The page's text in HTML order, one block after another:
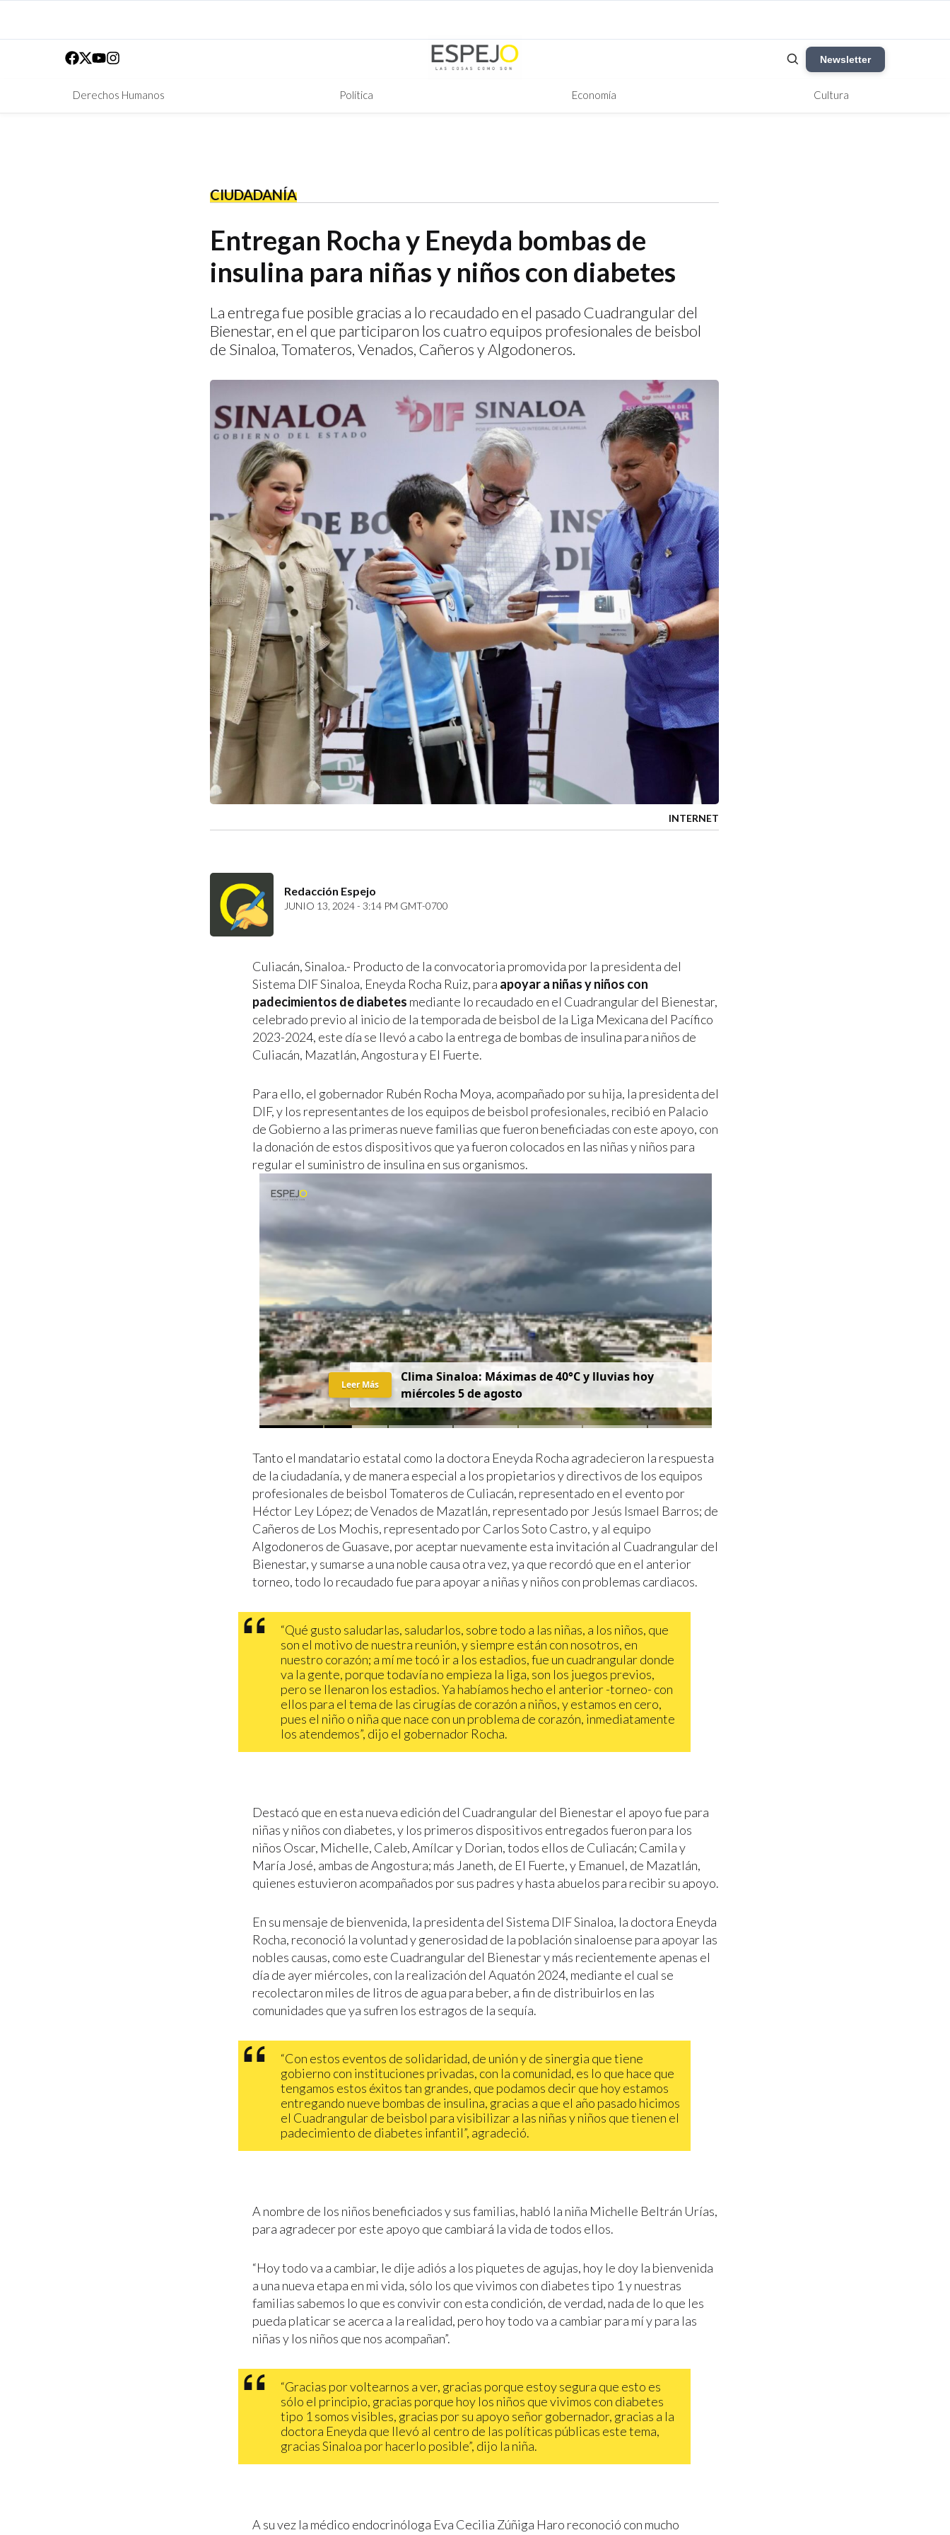
Newsletter
Derechos Humanos Política Economía Cultura
CIUDADANÍA
Entregan Rocha y Eneyda bombas de
insulina para niñas y niños con diabetes
La entrega fue posible gracias a lo recaudado en el pasado Cuadrangular del
Bienestar, en el que participaron los cuatro equipos profesionales de beisbol
de Sinaloa, Tomateros, Venados, Cañeros y Algodoneros.
INTERNET
Redacción Espejo
JUNIO 13, 2024 - 3:14 PM GMT-0700
Culiacán, Sinaloa.- Producto de la convocatoria promovida por la presidenta del
Sistema DIF Sinaloa, Eneyda Rocha Ruiz, para apoyar a niñas y niños con
padecimientos de diabetes mediante lo recaudado en el Cuadrangular del Bienestar,
celebrado previo al inicio de la temporada de beisbol de la Liga Mexicana del Pacífico
2023-2024, este día se llevó a cabo la entrega de bombas de insulina para niños de
Culiacán, Mazatlán, Angostura y El Fuerte.
Para ello, el gobernador Rubén Rocha Moya, acompañado por su hija, la presidenta del
DIF, y los representantes de los equipos de beisbol profesionales, recibió en Palacio
de Gobierno a las primeras nueve familias que fueron beneficiadas con este apoyo, con
la donación de estos dispositivos que ya fueron colocados en las niñas y niños para
regular el suministro de insulina en sus organismos.
Clima Sinaloa: Máximas de 40°C y lluvias hoy
miércoles 5 de agosto
Leer Más
Tanto el mandatario estatal como la doctora Eneyda Rocha agradecieron la respuesta
de la ciudadanía, y de manera especial a los propietarios y directivos de los equipos
profesionales de beisbol Tomateros de Culiacán, representado en el evento por
Héctor Ley López; de Venados de Mazatlán, representado por Jesús Ismael Barros; de
Cañeros de Los Mochis, representado por Carlos Soto Castro, y al equipo
Algodoneros de Guasave, por aceptar nuevamente esta invitación al Cuadrangular del
Bienestar, y sumarse a una noble causa otra vez, ya que recordó que en el anterior
torneo, todo lo recaudado fue para apoyar a niñas y niños con problemas cardiacos.
“Qué gusto saludarlas, saludarlos, sobre todo a las niñas, a los niños, que
son el motivo de nuestra reunión, y siempre están con nosotros, en
nuestro corazón; a mí me tocó ir a los estadios, fue un cuadrangular donde
va la gente, porque todavía no empieza la liga, son los juegos previos,
pero se llenaron los estadios. Ya habíamos hecho el anterior -torneo- con
ellos para el tema de las cirugías de corazón a niños, y estamos en cero,
pues el niño o niña que nace con un problema de corazón, inmediatamente
los atendemos”, dijo el gobernador Rocha.
Destacó que en esta nueva edición del Cuadrangular del Bienestar el apoyo fue para
niñas y niños con diabetes, y los primeros dispositivos entregados fueron para los
niños Oscar, Michelle, Caleb, Amílcar y Dorian, todos ellos de Culiacán; Camila y
María José, ambas de Angostura; más Janeth, de El Fuerte, y Emanuel, de Mazatlán,
quienes estuvieron acompañados por sus padres y hasta abuelos para recibir su apoyo.
En su mensaje de bienvenida, la presidenta del Sistema DIF Sinaloa, la doctora Eneyda
Rocha, reconoció la voluntad y generosidad de la población sinaloense para apoyar las
nobles causas, como este Cuadrangular del Bienestar y más recientemente apenas el
día de ayer miércoles, con la realización del Aquatón 2024, mediante el cual se
recolectaron miles de litros de agua para beber, a fin de distribuirlos en las
comunidades que ya sufren los estragos de la sequía.
“Con estos eventos de solidaridad, de unión y de sinergia que tiene
gobierno con instituciones privadas, con la comunidad, es lo que hace que
tengamos estos éxitos tan grandes, que podamos decir que hoy estamos
entregando nueve bombas de insulina, gracias a que el año pasado hicimos
el Cuadrangular de beisbol para visibilizar a las niñas y niños que tienen el
padecimiento de diabetes infantil”, agradeció.
A nombre de los niños beneficiados y sus familias, habló la niña Michelle Beltrán Urías,
para agradecer por este apoyo que cambiará la vida de todos ellos.
“Hoy todo va a cambiar, le dije adiós a los piquetes de agujas, hoy le doy la bienvenida
a una nueva etapa en mi vida, sólo los que vivimos con diabetes tipo 1 y nuestras
familias sabemos lo que es convivir con esta condición, de verdad, nada de lo que les
pueda platicar se acerca a la realidad, pero hoy todo va a cambiar para mí y para las
niñas y los niños que nos acompañan”.
“Gracias por voltearnos a ver, gracias porque estoy segura que esto es
sólo el principio, gracias porque hoy los niños que vivimos con diabetes
tipo 1 somos visibles, gracias por su apoyo señor gobernador, gracias a la
doctora Eneyda que llevó al centro de las políticas públicas este tema,
gracias Sinaloa por hacerlo posible”, dijo la niña.
A su vez la médico endocrinóloga Eva Cecilia Zúñiga Haro reconoció con mucho